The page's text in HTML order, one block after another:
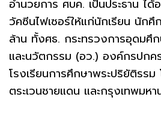
อำนวยการ ศบค. เป็นประธาน ไ
วัคซีนไฟเซอร์ให้แก่นักเรียน นัก
ล้าน ทั้งศธ. กระทรวงการอุดมศึ
และนวัตกรรม (อว.) องค์กรปก
โรงเรียนการศึกษาพระปริยัติรรม
ตระเวนชายแดน และกรุงเทพมหา